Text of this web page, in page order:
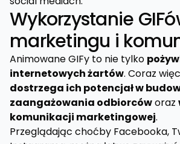
Wykorzystanie
marketingu i
Animowane GIFy to nie tylko
internetowych żartów. Coraz
dostrzega ich potencjał w
zaangażowania odbiorcóworaz
komunikacji marketingowej.
Przeglądając choćby Facebooka,